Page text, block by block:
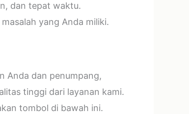
dan tepat waktu.
yang Anda miliki.
Anda dan penumpang,
tinggi dari layanan kami.
tombol di bawah ini.